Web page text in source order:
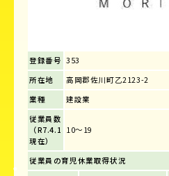
登録番号 353
所在地
高岡郡佐川町乙2123-2
業種
建設業
従業員数
（R7.4.1
現在）
10～19
従業員の育児休業取得状況